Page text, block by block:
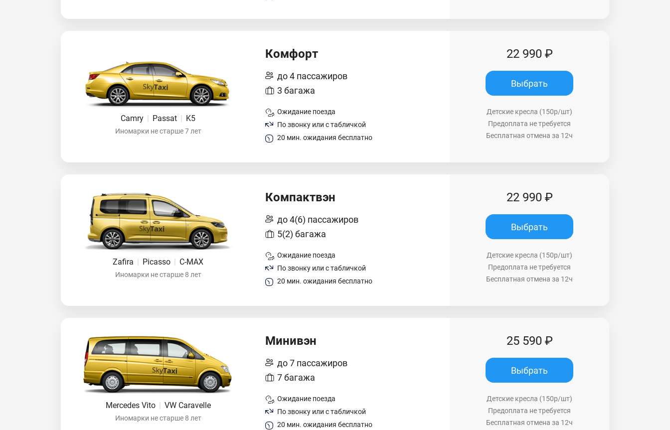
Camry | Passat | K5
Иномарки не старше 7 лет
Комфорт
до 4 пассажиров
3 багажа
Ожидание поезда
По звонку или с табличкой
20 мин. ожидания бесплатно
22 990 ₽
Выбрать
Детские кресла (150р/шт)
Предоплата не требуется
Бесплатная отмена за 12ч
Zafira | Picasso | C-MAX
Иномарки не старше 8 лет
Компактвэн
до 4(6) пассажиров
5(2) багажа
Ожидание поезда
По звонку или с табличкой
20 мин. ожидания бесплатно
22 990 ₽
Выбрать
Детские кресла (150р/шт)
Предоплата не требуется
Бесплатная отмена за 12ч
Mercedes Vito | VW Caravelle
Иномарки не старше 8 лет
Минивэн
до 7 пассажиров
7 багажа
Ожидание поезда
По звонку или с табличкой
20 мин. ожидания бесплатно
25 590 ₽
Выбрать
Детские кресла (150р/шт)
Предоплата не требуется
Бесплатная отмена за 12ч